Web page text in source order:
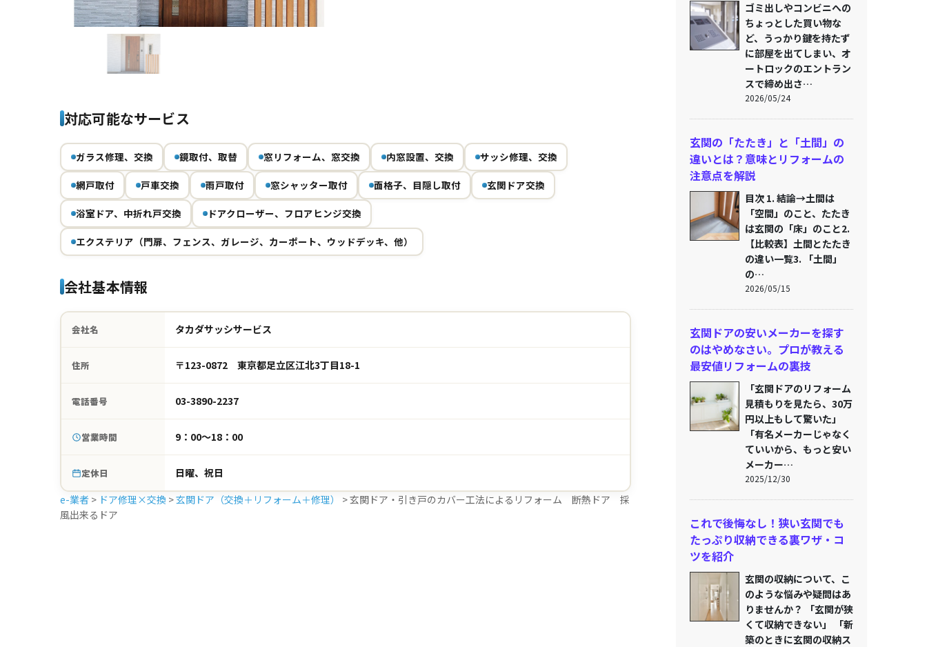
対応可能なサービス
ガラス修理、交換 鏡取付、取替 窓リフォーム、窓交換 内窓設置、交換 サッシ修理、交換
網戸取付 戸車交換 雨戸取付 窓シャッター取付 面格子、目隠し取付 玄関ドア交換
浴室ドア、中折れ戸交換 ドアクローザー、フロアヒンジ交換
エクステリア（門扉、フェンス、ガレージ、カーポート、ウッドデッキ、他）
会社基本情報
会社名 タカダサッシサービス
住所 〒123-0872 東京都足立区江北3丁目18-1
電話番号 03-3890-2237
営業時間 9：00～18：00
定休日
日曜、祝日
e-業者 > ドア修理×交換 >玄関ドア（交換＋リフォーム＋修理） >玄関ドア・引き戸のカバー工法によるリフォーム 断熱ドア 採
風出来るドア
ゴミ出しやコンビニへの
ちょっとした買い物な
ど、うっかり鍵を持たず
に部屋を出てしまい、オ
ートロックのエントラン
スで締め出さ…
2026/05/24
玄関の「たたき」と「土間」の
違いとは？意味とリフォームの
注意点を解説
目次 1. 結論→土間は
「空間」のこと、たたき
は玄関の「床」のこと2.
【比較表】土間とたたき
の違い一覧3. 「土間」
の…
2026/05/15
玄関ドアの安いメーカーを探す
のはやめなさい。プロが教える
最安値リフォームの裏技
「玄関ドアのリフォーム
見積もりを見たら、30万
円以上もして驚いた」
「有名メーカーじゃなく
ていいから、もっと安い
メーカー…
2025/12/30
これで後悔なし！狭い玄関でも
たっぷり収納できる裏ワザ・コ
ツを紹介
玄関の収納について、こ
のような悩みや疑問はあ
りませんか？ 「玄関が狭
くて収納できない」 「新
築のときに玄関の収納ス